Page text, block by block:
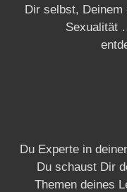
Dir selbst,
Sexualität
Du Experte in
Du schaust Dir
Themen deines